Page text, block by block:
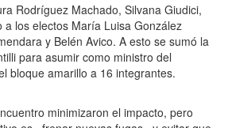
Rodríguez Machado, Silvana Giudici,
a los electos María Luisa González
y Belén Avico. A esto se sumó la
para asumir como ministro del
bloque amarillo a 16 integrantes.
minimizaron el impacto, pero